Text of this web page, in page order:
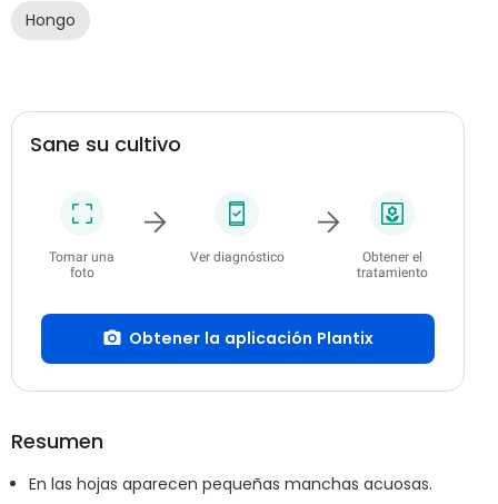
Hongo
Sane su cultivo
Tomar una
foto
Ver diagnóstico
Obtener el
tratamiento
Obtener la aplicación Plantix
Resumen
En las hojas aparecen pequeñas manchas acuosas.